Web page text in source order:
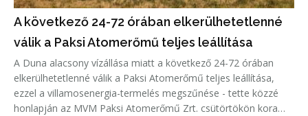
A következő 24-72 órában elkerülhetetlenné
válik a Paksi Atomerőmű teljes leállítása
A Duna alacsony vízállása miatt a következő 24-72 órában
elkerülhetetlenné válik a Paksi Atomerőmű teljes leállítása,
ezzel a villamosenergia-termelés megszűnése - tette közzé
honlapján az MVM Paksi Atomerőmű Zrt. csütörtökön kora